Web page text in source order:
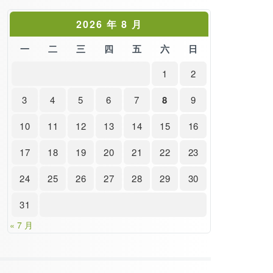
2026 年 8 月
一 二 三 四 五 六 日
1 2
3 4 5 6 7 8 9
10 11 12 13 14 15 16
17 18 19 20 21 22 23
24 25 26 27 28 29 30
31
« 7 月